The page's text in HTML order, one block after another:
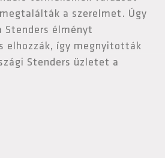
a szerelmet. Úgy
Stenders élményt
elhozzák, így megnyitották
Stenders üzletet a